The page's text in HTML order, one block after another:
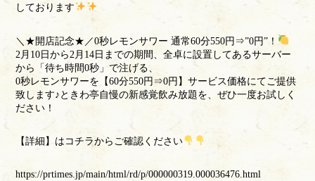
しております
＼★開店記念★／0秒レモンサワー 通常60分550円⇒”0円”！
2月10日から2月14日までの期間、全卓に設置してあるサーバー
から「待ち時間0秒」で注げる、
0秒レモンサワーを【60分550円⇒0円】サービス価格にてご提供
致します♪ときわ亭自慢の新感覚飲み放題を、ぜひ一度お試しく
ださい！
【詳細】はコチラからご確認ください
https://prtimes.jp/main/html/rd/p/000000319.000036476.html